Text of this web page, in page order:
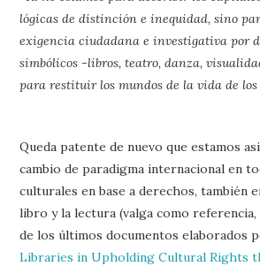
lógicas de distinción e inequidad, sino
exigencia ciudadana e investigativa por
simbólicos -libros, teatro, danza,
para restituir los mundos de la vida de los
Queda patente de nuevo que estamos
cambio de paradigma internacional en
culturales en base a derechos, también
libro y la lectura (valga como
de los últimos documentos elaborados
Libraries in Upholding Cultural Rights